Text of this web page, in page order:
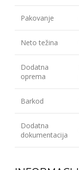
Pakovanje
Neto težina
Dodatna
oprema
Barkod
Dodatna
dokumentacija